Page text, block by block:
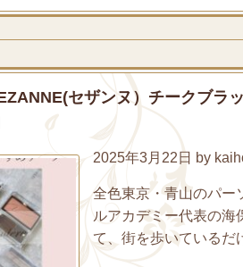
セザンヌ）チークブラ
2025年3月22日 by
全色東京・青山のパ
ルアカデミー代表の海
て、街を歩いている